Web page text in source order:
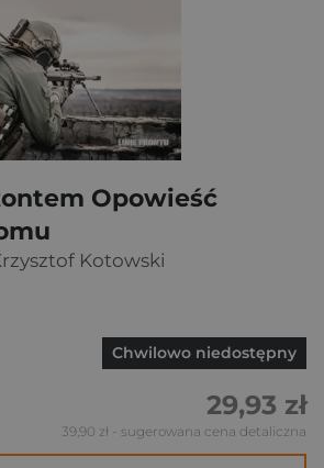
Opowieść
Kotowski
Chwilowo niedostępny
29,93 zł
39,90 zł - sugerowana cena detaliczna